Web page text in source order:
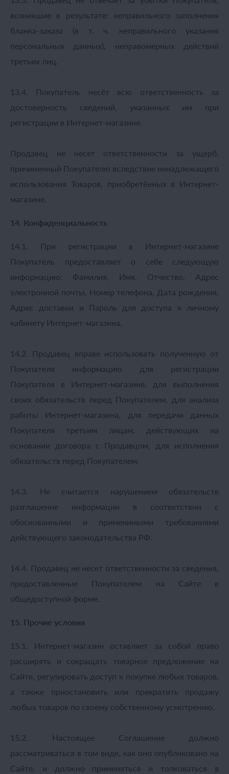
возникшие в результате: неправильного заполнения
бланка-заказа (в т. ч. неправильного указания
персональных данных), неправомерных действий
третьих лиц.
13.4. Покупатель несёт всю ответственность за
достоверность сведений, указанных им при
регистрации в Интернет-магазине.
Продавец не несет ответственности за ущерб,
причиненный Покупателю вследствие ненадлежащего
использования Товаров, приобретённых в Интернет-
магазине.
14. Конфиденциальность
14.1. При регистрации в Интернет-магазине
Покупатель предоставляет о себе следующую
информацию: Фамилия, Имя, Отчество, Адрес
электронной почты, Номер телефона, Дата рождения,
Адрес доставки и Пароль для доступа к личному
кабинету Интернет-магазина.
14.2. Продавец вправе использовать полученную от
Покупателя информацию для регистрации
Покупателя в Интернет-магазине, для выполнения
своих обязательств перед Покупателем, для анализа
работы Интернет-магазина, для передачи данных
Покупателя третьим лицам, действующих на
основании договора с Продавцом, для исполнения
обязательств перед Покупателем.
14.3. Не считается нарушением обязательств
разглашение информации в соответствии с
обоснованными и применимыми требованиями
действующего законодательства РФ.
14.4. Продавец не несет ответственности за сведения,
предоставленные Покупателем на Сайте в
общедоступной форме.
15. Прочие условия
15.1. Интернет-магазин оставляет за собой право
расширять и сокращать товарное предложение на
Сайте, регулировать доступ к покупке любых товаров,
а также приостановить или прекратить продажу
любых товаров по своему собственному усмотрению.
15.2. Настоящее Соглашение должно
рассматриваться в том виде, как оно опубликовано на
Сайте, и должно применяться и толковаться в